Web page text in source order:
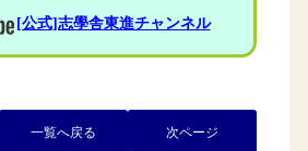
[公式]志學舎東進チャンネル
一覧へ戻る 次ページ